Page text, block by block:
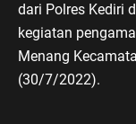
dari Polres Kediri
kegiatan
Menang
(30/7/2022).